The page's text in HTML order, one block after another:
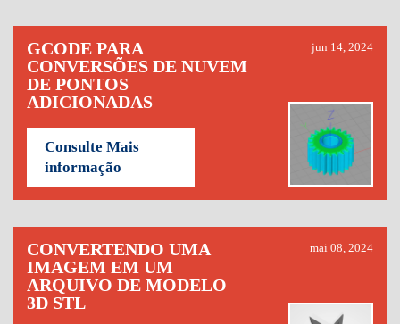
GCODE PARA
CONVERSÕES DE NUVEM
DE PONTOS
ADICIONADAS
jun 14, 2024
Consulte Mais
informação
CONVERTENDO UMA
IMAGEM EM UM
ARQUIVO DE MODELO
3D STL
mai 08, 2024